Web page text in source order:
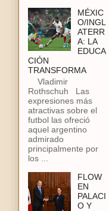
MÉXIC
O/INGL
ATERR
A: LA
EDUCA
CIÓN
TRANSFORMA
Vladimir
Rothschuh Las
expresiones más
atractivas sobre el
futbol las ofreció
aquel argentino
admirado
principalmente por
los ...
FLOW
EN
PALACI
O Y